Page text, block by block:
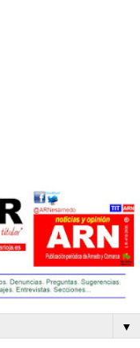
▼